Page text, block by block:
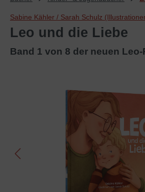
Sabine Kähler / Sarah Schulz
Leo und die Liebe
Band 1 von 8 der neuen Leo-
Bildergalerie überspringen